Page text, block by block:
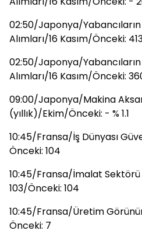
02:50/Japonya/
Alımları/16 Kasım/Önceki:
02:50/Japonya/
Alımları/16 Kasım/Önceki:
09:00/Japonya/Makina
(yıllık)/Ekim/Önceki: - % 1.1
10:45/Fransa/İş Dünyası
Önceki: 104
10:45/Fransa/İmalat
103/Önceki: 104
10:45/Fransa/Üretim
Önceki: 7